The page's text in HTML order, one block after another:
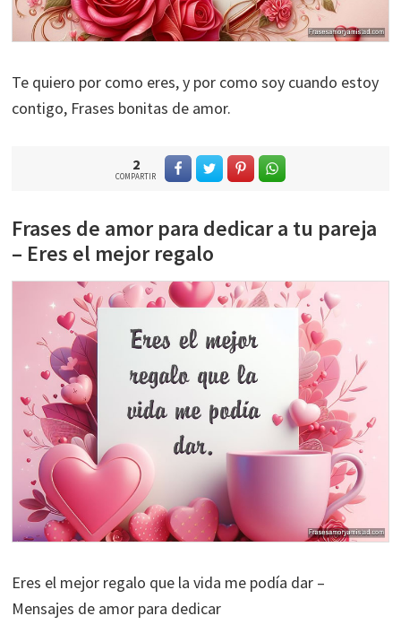
Te quiero por como eres, y por como soy cuando estoy
contigo, Frases bonitas de amor.
2
COMPARTIR
Frases de amor para dedicar a tu pareja
– Eres el mejor regalo
Eres el mejor regalo que la vida me podía dar –
Mensajes de amor para dedicar